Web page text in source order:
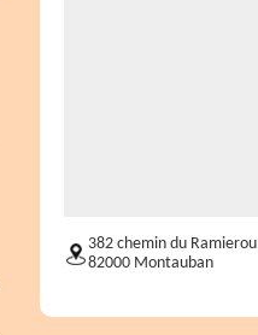
382 chemin du Ramierou
82000 Montauban